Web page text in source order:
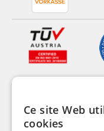
Ce site Web
cookies